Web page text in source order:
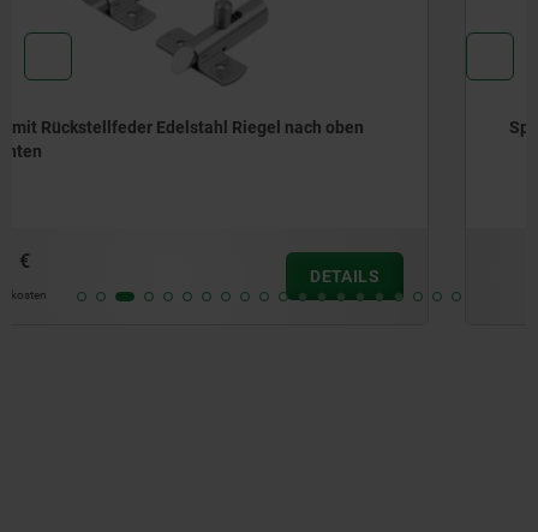
Sperrriegel Edelstahl
zzgl. Versandkosten